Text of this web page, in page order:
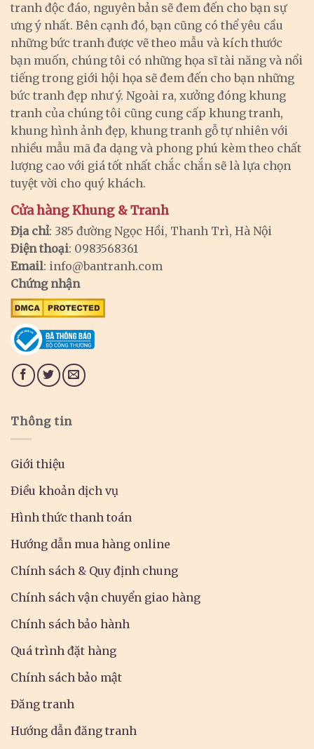
tranh độc đáo, nguyên bản sẽ đem đến cho bạn sự
ưng ý nhất. Bên cạnh đó, bạn cũng có thể yêu cầu
những bức tranh được vẽ theo mẫu và kích thước
bạn muốn, chúng tôi có những họa sĩ tài năng và nổi
tiếng trong giới hội họa sẽ đem đến cho bạn những
bức tranh đẹp như ý. Ngoài ra, xưởng đóng khung
tranh của chúng tôi cũng cung cấp khung tranh,
khung hình ảnh đẹp, khung tranh gỗ tự nhiên với
nhiều mẫu mã đa dạng và phong phú kèm theo chất
lượng cao với giá tốt nhất chắc chắn sẽ là lựa chọn
tuyệt vời cho quý khách.
Cửa hàng Khung & Tranh
Địa chỉ: 385 đường Ngọc Hồi, Thanh Trì, Hà Nội
Điện thoại: 0983568361
Email: info@bantranh.com
Chứng nhận
Thông tin
Giới thiệu
Điều khoản dịch vụ
Hình thức thanh toán
Hướng dẫn mua hàng online
Chính sách & Quy định chung
Chính sách vận chuyển giao hàng
Chính sách bảo hành
Quá trình đặt hàng
Chính sách bảo mật
Đăng tranh
Hướng dẫn đăng tranh